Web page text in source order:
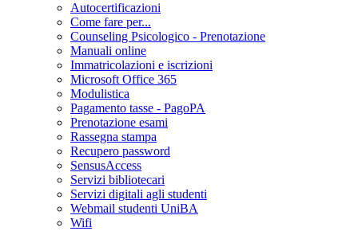
Autocertificazioni
Come fare per...
Counseling Psicologico - Prenotazione
Manuali online
Immatricolazioni e iscrizioni
Microsoft Office 365
Modulistica
Pagamento tasse - PagoPA
Prenotazione esami
Rassegna stampa
Recupero password
SensusAccess
Servizi bibliotecari
Servizi digitali agli studenti
Webmail studenti UniBA
Wifi